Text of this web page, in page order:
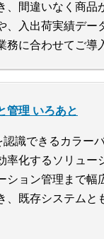
、間違いなく商
、入出荷実績デ
務に合わせてご導
管理 いろあと
識できるカラー
率化するソリュー
ション管理まで幅
、既存システム